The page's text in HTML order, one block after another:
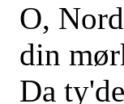
O,
din
Da